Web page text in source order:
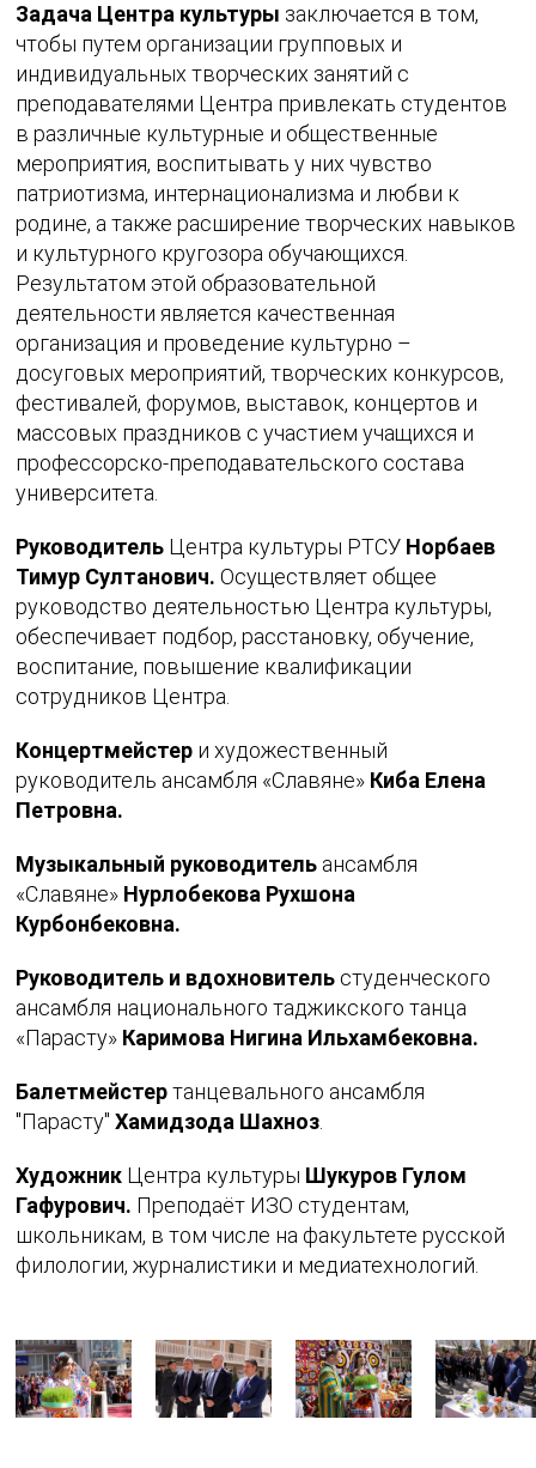
Задача Центра культуры заключается в том,
чтобы путем организации групповых и
индивидуальных творческих занятий с
преподавателями Центра привлекать студентов
в различные культурные и общественные
мероприятия, воспитывать у них чувство
патриотизма, интернационализма и любви к
родине, а также расширение творческих навыков
и культурного кругозора обучающихся.
Результатом этой образовательной
деятельности является качественная
организация и проведение культурно –
досуговых мероприятий, творческих конкурсов,
фестивалей, форумов, выставок, концертов и
массовых праздников с участием учащихся и
профессорско-преподавательского состава
университета.
Руководитель Центра культуры РТСУ Норбаев
Тимур Султанович. Осуществляет общее
руководство деятельностью Центра культуры,
обеспечивает подбор, расстановку, обучение,
воспитание, повышение квалификации
сотрудников Центра.
Концертмейстер и художественный
руководитель ансамбля «Славяне» Киба Елена
Петровна.
Музыкальный руководитель ансамбля
«Славяне» Нурлобекова Рухшона
Курбонбековна.
Руководитель и вдохновитель студенческого
ансамбля национального таджикского танца
«Парасту» Каримова Нигина Ильхамбековна.
Балетмейстертанцевального ансамбля
"Парасту"Хамидзода Шахноз
Художник Центра культуры Шукуров Гулом
Гафурович. Преподаёт ИЗО студентам,
школьникам, в том числе на факультете русской
филологии, журналистики и медиатехнологий.